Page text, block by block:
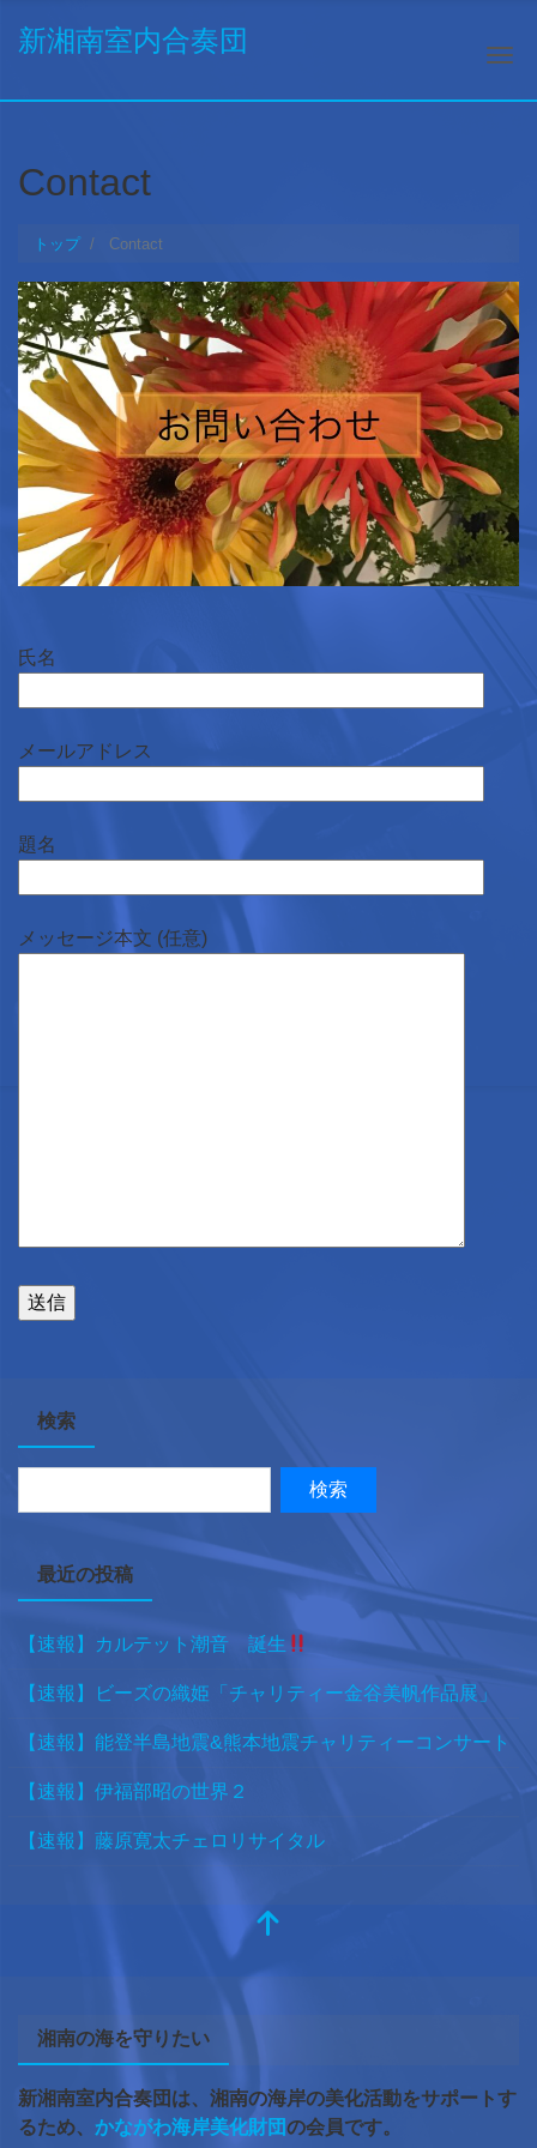
新湘南室内合奏団
ナ
Contact
トップ Contact
氏名
メールアドレス
題名
メッセージ本文 (任意)
検索
最近の投稿
【速報】カルテット潮音 誕生
【速報】ビーズの織姫「チャリティー金谷美帆作品展」
【速報】能登半島地震&熊本地震チャリティーコンサート
【速報】伊福部昭の世界２
【速報】藤原寛太チェロリサイタル
湘南の海を守りたい
新湘南室内合奏団は、湘南の海岸の美化活動をサポートす
るため、 かながわ海岸美化財団の会員です。